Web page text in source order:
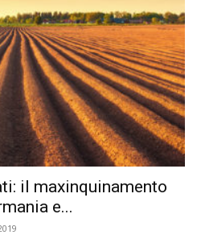
il maxinquinamento
e...